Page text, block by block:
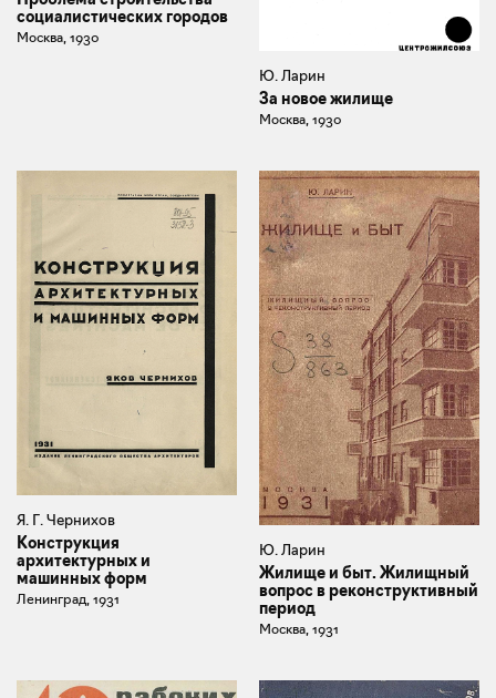
социалистических городов
Москва, 1930
Ю. Ларин
За новое жилище
Москва, 1930
Я. Г. Чернихов
Конструкция
архитектурных и
машинных форм
Ленинград, 1931
Ю. Ларин
Жилище и быт. Жилищный
вопрос в реконструктивный
период
Москва, 1931